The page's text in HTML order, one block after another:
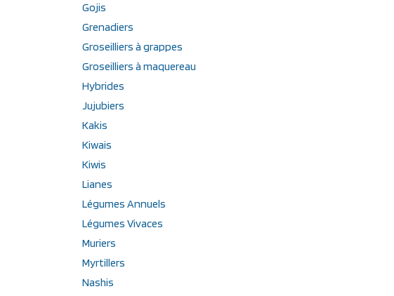
Gojis
Grenadiers
Groseilliers à grappes
Groseilliers à maquereau
Hybrides
Jujubiers
Kakis
Kiwais
Kiwis
Lianes
Légumes Annuels
Légumes Vivaces
Muriers
Myrtillers
Nashis